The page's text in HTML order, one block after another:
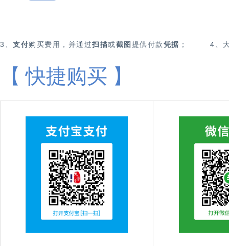
3、 支付购买费用，并通过扫描或截图 提供付款凭据 ； 4、
【 快捷购买 】